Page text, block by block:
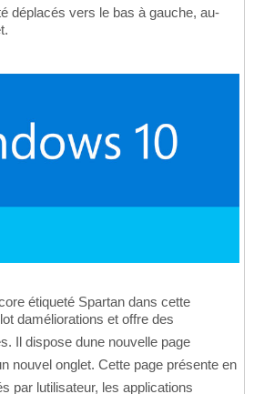
déplacés vers le bas à gauche, au-
étiqueté Spartan dans cette
daméliorations et offre des
Il dispose dune nouvelle page
nouvel onglet. Cette page présente en
par lutilisateur, les applications